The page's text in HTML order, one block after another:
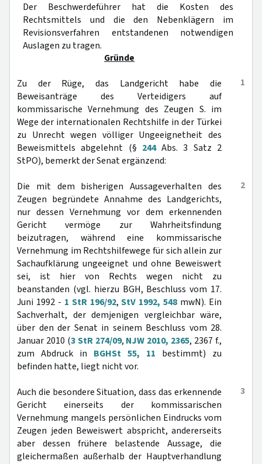
Der Beschwerdeführer hat die Kosten des
Rechtsmittels und die den Nebenklägern im
Revisionsverfahren entstandenen notwendigen
Auslagen zu tragen.
Gründe
1
Zu der Rüge, das Landgericht habe die
Beweisanträge des Verteidigers auf
kommissarische Vernehmung des Zeugen S. im
Wege der internationalen Rechtshilfe in der Türkei
zu Unrecht wegen völliger Ungeeignetheit des
Beweismittels abgelehnt (§ 244Abs. 3 Satz 2
StPO), bemerkt der Senat ergänzend:
2
Die mit dem bisherigen Aussageverhalten des
Zeugen begründete Annahme des Landgerichts,
nur dessen Vernehmung vor dem erkennenden
Gericht vermöge zur Wahrheitsfindung
beizutragen, während eine kommissarische
Vernehmung im Rechtshilfewege für sich allein zur
Sachaufklärung ungeeignet und ohne Beweiswert
sei, ist hier von Rechts wegen nicht zu
beanstanden (vgl. hierzu BGH, Beschluss vom 17.
Juni 1992 - 1 StR 196/92,StV 1992, 548 mwN). Ein
Sachverhalt, der demjenigen vergleichbar wäre,
über den der Senat in seinem Beschluss vom 28.
Januar 2010 (3 StR 274/09, NJW 2010, 2365, 2367 f.,
zum Abdruck in BGHSt 55, 11 bestimmt) zu
befinden hatte, liegt nicht vor.
3
Auch die besondere Situation, dass das erkennende
Gericht einerseits der kommissarischen
Vernehmung mangels persönlichen Eindrucks vom
Zeugen jeden Beweiswert abspricht, andererseits
aber dessen frühere belastende Aussage, die
gleichermaßen außerhalb der Hauptverhandlung